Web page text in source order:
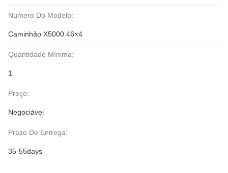
Número Do Modelo:
Caminhão X5000 46×4
Quantidade Mínima:
1
Preço:
Negociável
Prazo De Entrega:
35-55days